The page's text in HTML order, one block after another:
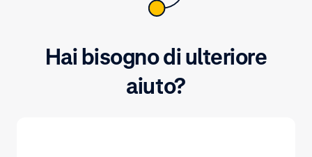
Hai bisogno di ulteriore
aiuto?